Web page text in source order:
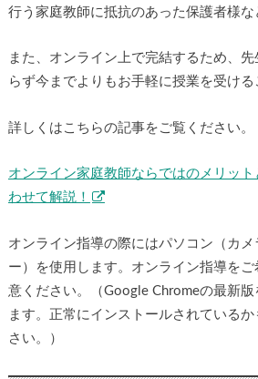
行う家庭教師に抵抗のあった保護者様な
また、オンライン上で完結するため、
らず今までよりもお手軽に授業を受ける
詳しくはこちらの記事をご覧ください。
オンライン家庭教師ならではのメリッ
わせて解説！
オンライン指導の際にはパソコン（カ
ー）を使用します。オンライン指導を
意ください。（Google Chromeの最新
ます。正常にインストールされている
さい。）